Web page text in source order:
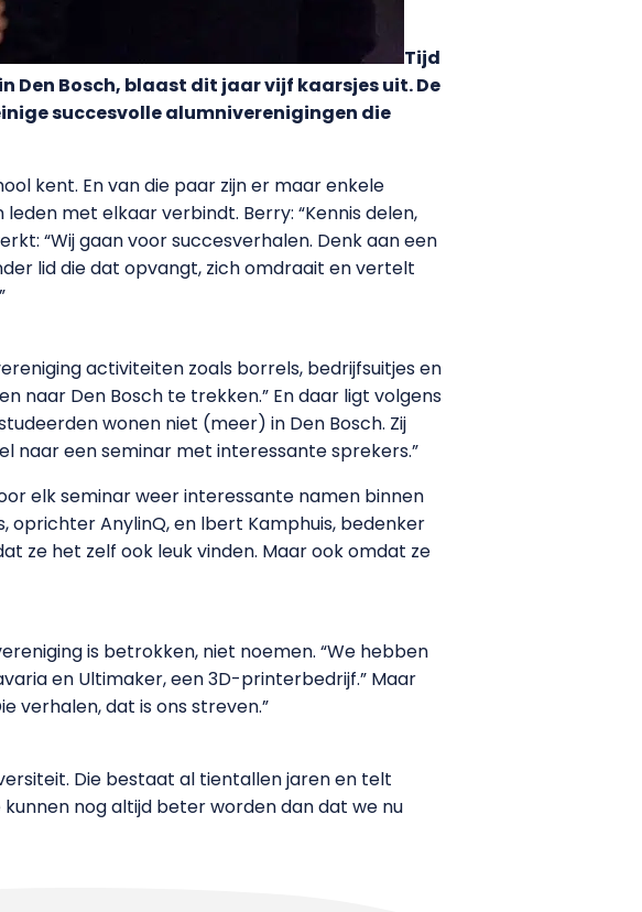
Tijd
Den Bosch, blaast dit jaar vijf kaarsjes uit. De
succesvolle alumniverenigingen die
kent. En van die paar zijn er maar enkele
met elkaar verbindt. Berry: “Kennis delen,
“Wij gaan voor succesverhalen. Denk aan een
lid die dat opvangt, zich omdraait en vertelt
activiteiten zoals borrels, bedrijfsuitjes en
naar Den Bosch te trekken.” En daar ligt volgens
wonen niet (meer) in Den Bosch. Zij
naar een seminar met interessante sprekers.”
elk seminar weer interessante namen binnen
oprichter AnylinQ, en lbert Kamphuis, bedenker
ze het zelf ook leuk vinden. Maar ook omdat ze
is betrokken, niet noemen. “We hebben
en Ultimaker, een 3D-printerbedrijf.” Maar
verhalen, dat is ons streven.”
Die bestaat al tientallen jaren en telt
nog altijd beter worden dan dat we nu